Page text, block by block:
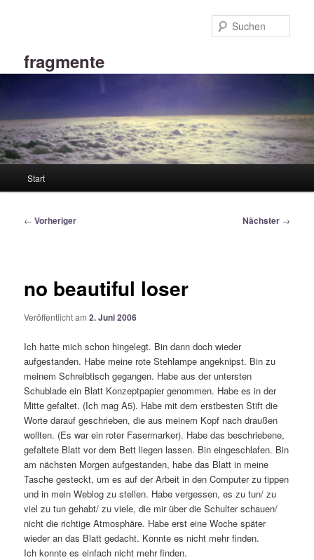
fragmente
Start
Beitragsnavigation
← Vorheriger Nächster →
no beautiful loser
Veröffentlicht am2. Juni 2006
Ich hatte mich schon hingelegt. Bin dann doch wieder
aufgestanden. Habe meine rote Stehlampe angeknipst. Bin zu
meinem Schreibtisch gegangen. Habe aus der untersten
Schublade ein Blatt Konzeptpapier genommen. Habe es in der
Mitte gefaltet. (Ich mag A5). Habe mit dem erstbesten Stift die
Worte darauf geschrieben, die aus meinem Kopf nach draußen
wollten. (Es war ein roter Fasermarker). Habe das beschriebene,
gefaltete Blatt vor dem Bett liegen lassen. Bin eingeschlafen. Bin
am nächsten Morgen aufgestanden, habe das Blatt in meine
Tasche gesteckt, um es auf der Arbeit in den Computer zu tippen
und in mein Weblog zu stellen. Habe vergessen, es zu tun/ zu
viel zu tun gehabt/ zu viele, die mir über die Schulter schauen/
nicht die richtige Atmosphäre. Habe erst eine Woche später
wieder an das Blatt gedacht. Konnte es nicht mehr finden.
Ich konnte es einfach nicht mehr finden.